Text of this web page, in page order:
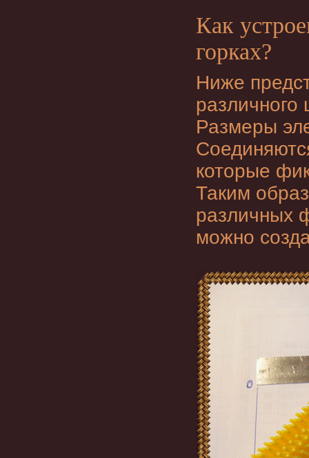
Как
горках?
Ниже
различного
Размеры
которые
Таким
различных
можно